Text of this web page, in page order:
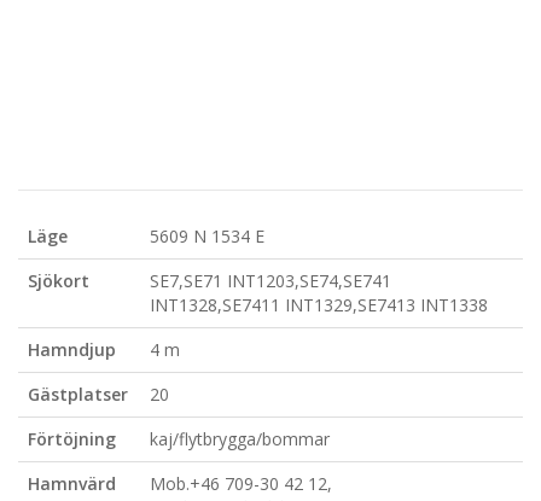
Läge
5609 N 1534 E
Sjökort
SE7,SE71 INT1203,SE74,SE741
INT1328,SE7411 INT1329,SE7413 INT1338
Hamndjup
4 m
Gästplatser
20
Förtöjning
kaj/flytbrygga/bommar
Hamnvärd
Mob.+46 709-30 42 12,